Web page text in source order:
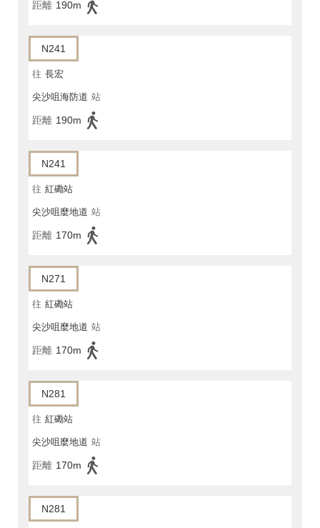
距離 190m
N241
往 長宏
尖沙咀海防道 站
距離 190m
N241
往 紅磡站
尖沙咀麼地道 站
距離 170m
N271
往 紅磡站
尖沙咀麼地道 站
距離 170m
N281
往 紅磡站
尖沙咀麼地道 站
距離 170m
N281